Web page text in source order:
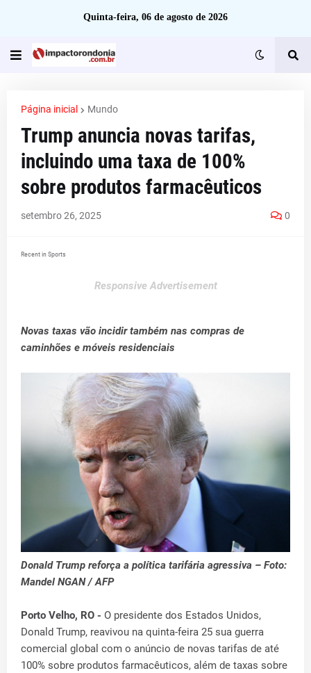
Quinta-feira, 06 de agosto de 2026
Página inicial Mundo
Trump anuncia novas tarifas,
incluindo uma taxa de 100%
sobre produtos farmacêuticos
setembro 26, 2025 0
Recent in Sports
Responsive Advertisement
Novas taxas vão incidir também nas compras de
caminhões e móveis residenciais
Donald Trump reforça a política tarifária agressiva – Foto:
Mandel NGAN / AFP
Porto Velho, RO - O presidente dos Estados Unidos,
Donald Trump, reavivou na quinta-feira 25 sua guerra
comercial global com o anúncio de novas tarifas de até
100% sobre produtos farmacêuticos, além de taxas sobre